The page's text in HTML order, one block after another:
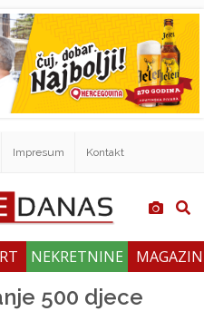
Impresum Kontakt
NEKRETNINE
500 djece